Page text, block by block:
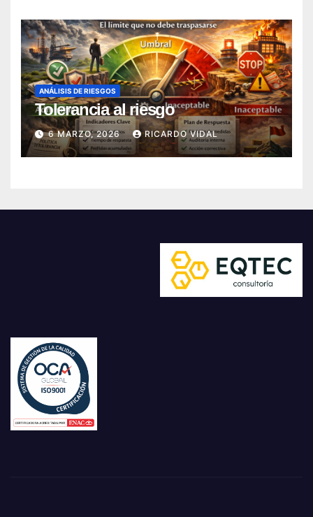
ANÁLISIS DE RIESGOS
Tolerancia al riesgo
6 MARZO, 2026 RICARDO VIDAL